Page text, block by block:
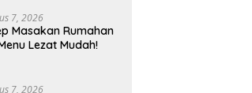
7, 2026
Masakan Rumahan
Lezat Mudah!
7, 2026